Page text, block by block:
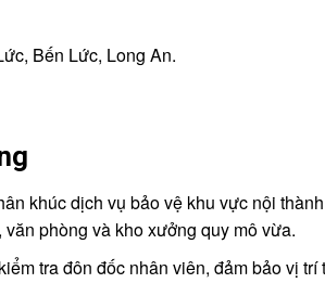
Bến Lức, Long An.
khúc dịch vụ bảo vệ khu vực nội
phòng và kho xưởng quy mô vừa.
tra đôn đốc nhân viên, đảm bảo vị